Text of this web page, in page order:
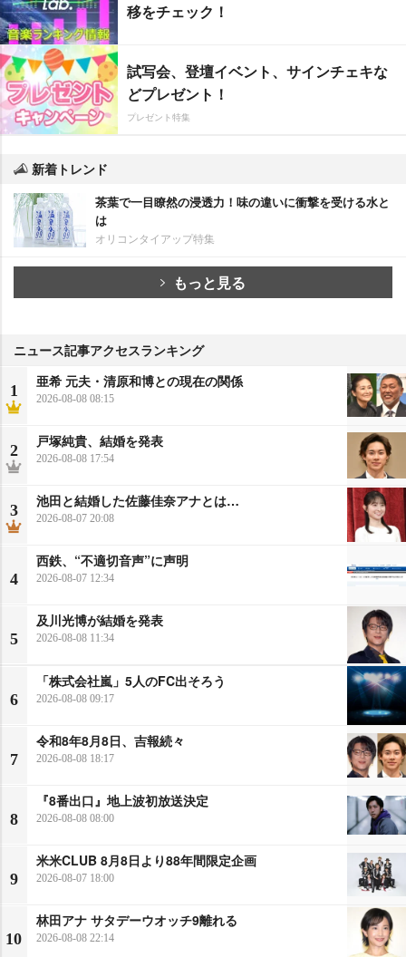
移をチェック！
試写会、登壇イベント、サインチェキな
どプレゼント！
プレゼント特集
新着トレンド
茶葉で一目瞭然の浸透力！味の違いに衝撃を受ける水と
は
オリコンタイアップ特集
もっと見る
ニュース記事アクセスランキング
1
亜希 元夫・清原和博との現在の関係
2026-08-08 08:15
2
戸塚純貴、結婚を発表
2026-08-08 17:54
3
池田と結婚した佐藤佳奈アナとは…
2026-08-07 20:08
4
西鉄、“不適切音声”に声明
2026-08-07 12:34
5
及川光博が結婚を発表
2026-08-08 11:34
6
「株式会社嵐」5人のFC出そろう
2026-08-08 09:17
7
令和8年8月8日、吉報続々
2026-08-08 18:17
8
『8番出口』地上波初放送決定
2026-08-08 08:00
9
米米CLUB 8月8日より88年間限定企画
2026-08-07 18:00
10
林田アナ サタデーウオッチ9離れる
2026-08-08 22:14